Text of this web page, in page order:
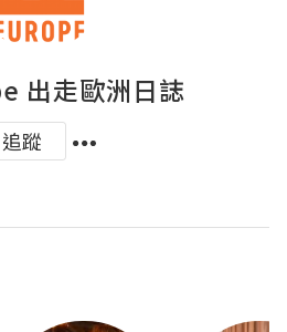
出走歐洲日誌
追蹤